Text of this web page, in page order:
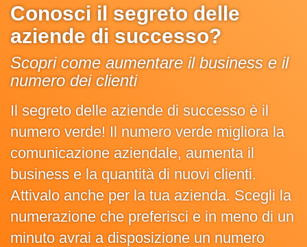
Conosci il segreto delle
aziende di successo?
Scopri come aumentare il business e il
numero dei clienti
Il segreto delle aziende di successo è il
numero verde! Il numero verde migliora la
comunicazione aziendale, aumenta il
business e la quantità di nuovi clienti.
Attivalo anche per la tua azienda. Scegli la
numerazione che preferisci e in meno di un
minuto avrai a disposizione un numero